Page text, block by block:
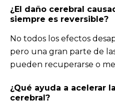
¿El daño cerebral
siempre es reversible?
No todos los efectos
pero una gran parte de
pueden recuperarse o
¿Qué ayuda a acelerar
cerebral?